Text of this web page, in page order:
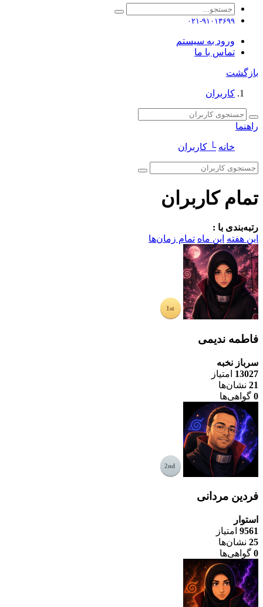
۰۲۱-۹۱۰۱۳۶۹۹
ورود به سیستم
تماس با ما
بازگشت
کاربران
راهنما
خانه └ کاربران
تمام کاربران
رتبه‌بندی با :
این هفته این ماه تمام زمان‌ها
فاطمه ندیمی
سرباز نخبه
13027 امتیاز
21 نشان‌ها
0 گواهی‌ها
فردین مردانی
استوار
9561 امتیاز
25 نشان‌ها
0 گواهی‌ها